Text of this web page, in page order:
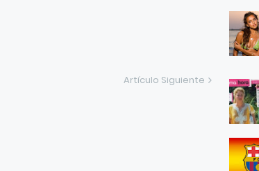
Artículo Siguiente